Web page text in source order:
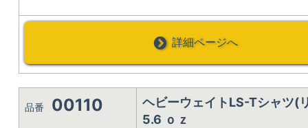
詳細ページへ
品番 00110
ヘビーウェイトLS-Tシャツ
5.6 ｏｚ